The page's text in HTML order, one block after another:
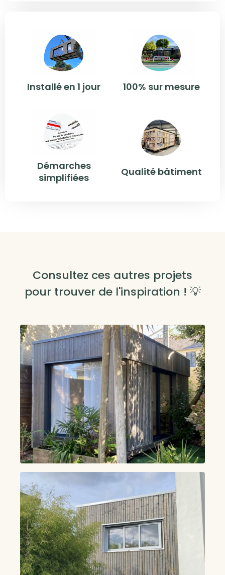
Installé en 1 jour 100% sur mesure
Démarches
simplifiées
Qualité bâtiment
Consultez ces autres projets
pour trouver de l'inspiration ! 💡